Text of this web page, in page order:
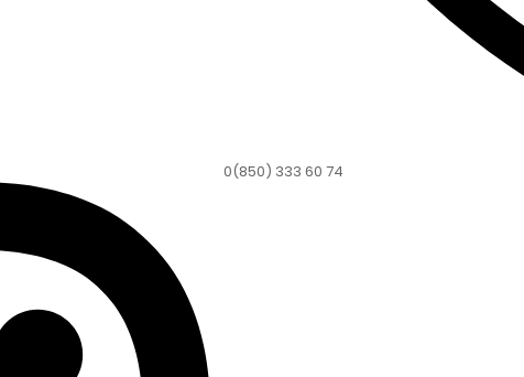
0(850) 333 60 74